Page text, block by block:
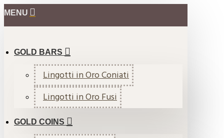
MENU
GOLD BARS
Lingotti in Oro Coniati
Lingotti in Oro Fusi
GOLD COINS